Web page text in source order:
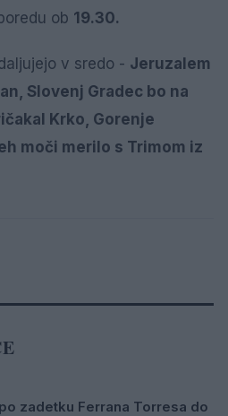
ob 19.30.
v sredo - Jeruzalem
Slovenj Gradec bo na
Krko, Gorenje
moči merilo s Trimom iz
zadetku Ferrana Torresa do